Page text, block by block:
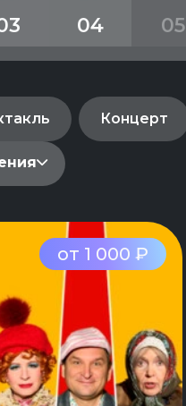
04 05
Концерт
от 1 000 ₽